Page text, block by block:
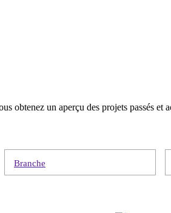
obtenez un aperçu des projets passés et
Branche